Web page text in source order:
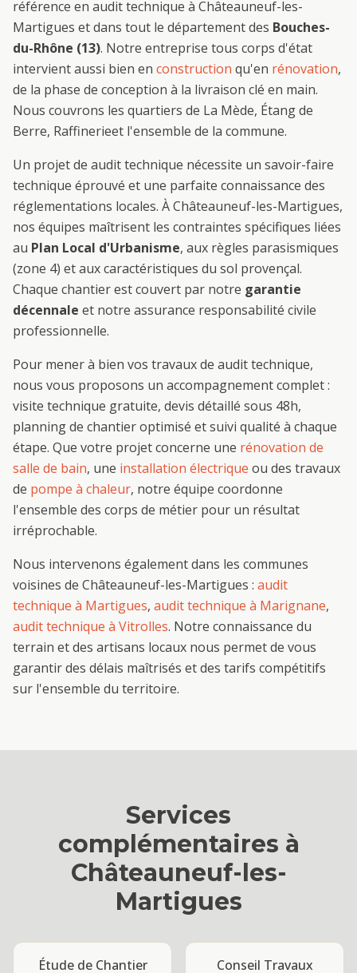
référence en audit technique à Châteauneuf-les-
Martigues et dans tout le département des Bouches-
du-Rhône (13). Notre entreprise tous corps d'état
intervient aussi bien en construction qu'en rénovation,
de la phase de conception à la livraison clé en main.
Nous couvrons les quartiers de La Mède, Étang de
Berre, Raffinerieet l'ensemble de la commune.
Un projet de audit technique nécessite un savoir-faire
technique éprouvé et une parfaite connaissance des
réglementations locales. ÀChâteauneuf-les-Martigues,
nos équipes maîtrisent les contraintes spécifiques liées
au Plan Local d'Urbanisme, aux règles parasismiques
(zone 4) et aux caractéristiques du sol provençal.
Chaque chantier est couvert par notre garantie
décennale et notre assurance responsabilité civile
professionnelle.
Pour mener à bien vos travaux de audit technique,
nous vous proposons un accompagnement complet :
visite technique gratuite, devis détaillé sous 48h,
planning de chantier optimisé et suivi qualité à chaque
étape. Que votre projet concerne une rénovation de
salle de bain, une installation électrique ou des travaux
de pompe à chaleur, notre équipe coordonne
l'ensemble des corps de métier pour un résultat
irréprochable.
Nous intervenons également dans les communes
voisines de Châteauneuf-les-Martigues : audit
technique à Martigues, audit technique à Marignane,
audit technique à Vitrolles. Notre connaissance du
terrain et des artisans locaux nous permet de vous
garantir des délais maîtrisés et des tarifs compétitifs
sur l'ensemble du territoire.
Services
complémentaires à
Châteauneuf-les-
Martigues
Étude de Chantier Conseil Travaux